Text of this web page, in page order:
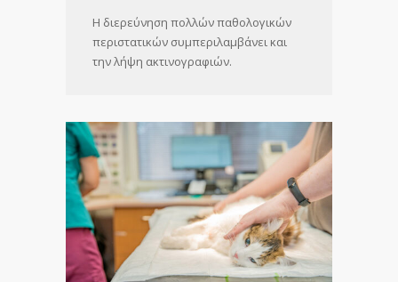
Η διερεύνηση πολλών παθολογικών
περιστατικών συμπεριλαμβάνει και
την λήψη ακτινογραφιών.